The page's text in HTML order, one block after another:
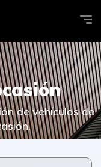
de vehículos de